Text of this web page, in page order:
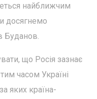
найближчим
досягнемо
Буданов.
що Росія зазнає
часом Україні
яких країна-